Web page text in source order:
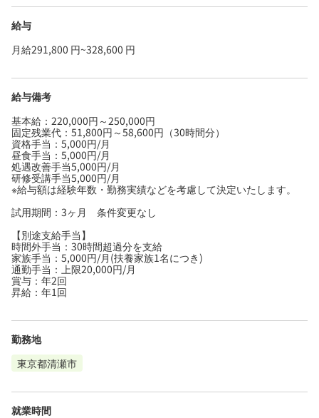
給与
月給291,800 円~328,600 円
給与備考
基本給：220,000円～250,000円
固定残業代：51,800円～58,600円（30時間分）
資格手当：5,000円/月
昼食手当：5,000円/月
処遇改善手当5,000円/月
研修受講手当5,000円/月
※給与額は経験年数・勤務実績などを考慮して決定いたします。
試用期間：3ヶ月 条件変更なし
【別途支給手当】
時間外手当：30時間超過分を支給
家族手当：5,000円/月(扶養家族1名につき)
通勤手当：上限20,000円/月
賞与：年2回
昇給：年1回
勤務地
東京都清瀬市
就業時間